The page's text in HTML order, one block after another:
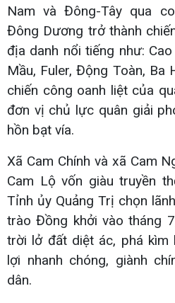
Nam và Đông-Tây qua
Đông Dương trở thành
địa danh nổi tiếng như:
Mầu, Fuler, Động Toàn, Ba
chiến công oanh liệt của
đơn vị chủ lực quân giải
hồn bạt vía.
Xã Cam Chính và xã Cam
Cam Lộ vốn giàu truyền
Tỉnh ủy Quảng Trị chọn
trào Đồng khởi vào tháng
trời lở đất diệt ác, phá kìm
lợi nhanh chóng, giành
dân.